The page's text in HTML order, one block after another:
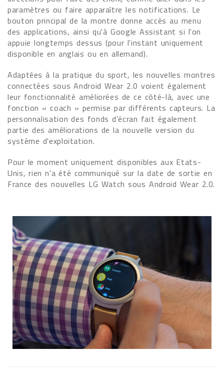
paramètres ou faire apparaître les notifications. Le
bouton principal de la montre donne accès au menu
des applications, ainsi qu'à Google Assistant si l'on
appuie longtemps dessus (pour l'instant uniquement
disponible en anglais ou en allemand).
Adaptées à la pratique du sport, les nouvelles montres
connectées sous Android Wear 2.0 voient également
leur fonctionnalité améliorées de ce côté-là, avec une
fonction « coach » permise par différents capteurs. La
personnalisation des fonds d'écran fait également
partie des améliorations de la nouvelle version du
système d'exploitation.
Pour le moment uniquement disponibles aux Etats-
Unis, rien n'a été communiqué sur la date de sortie en
France des nouvelles LG Watch sous Android Wear 2.0.